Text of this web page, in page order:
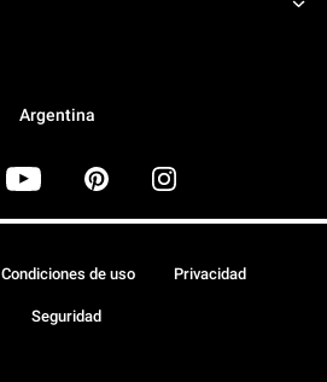
Argentina
Condiciones de uso Privacidad
Seguridad